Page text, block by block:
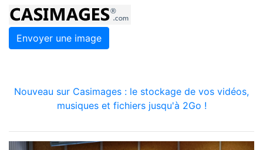
Envoyer une image
Nouveau sur Casimages : le stockage de vos vidéos,
musiques et fichiers jusqu'à 2Go !